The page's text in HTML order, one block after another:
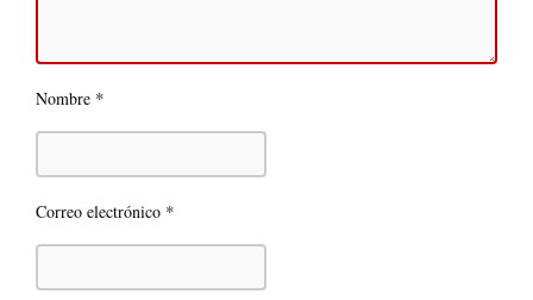
Nombre *
Correo electrónico *